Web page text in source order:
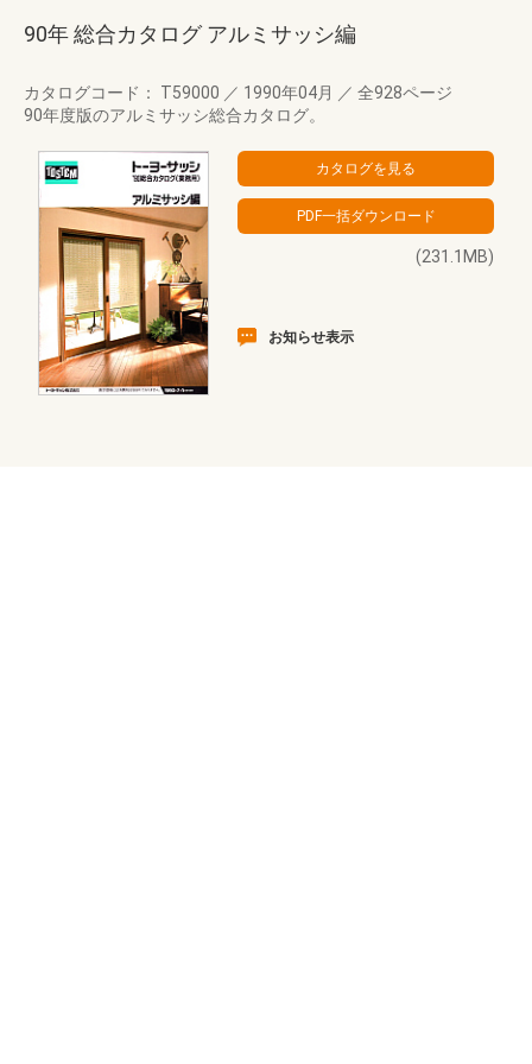
90年 総合カタログ アルミサッシ編
カタログコード： T59000 ／ 1990年04月 ／ 全928ページ
90年度版のアルミサッシ総合カタログ。
(231.1MB)
お知らせ表示